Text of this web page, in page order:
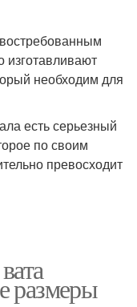
изготавливают
необходим для
есть серьезный
по своим
превосходит
размеры